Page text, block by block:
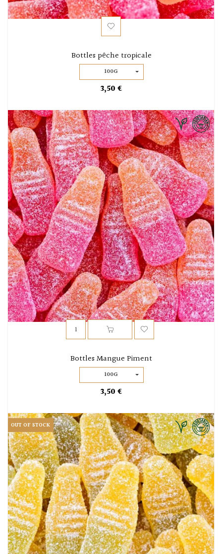
Bottles pêche tropicale
100G
3,50 €
Bottles Mangue Piment
100G
3,50 €
OUT OF STOCK